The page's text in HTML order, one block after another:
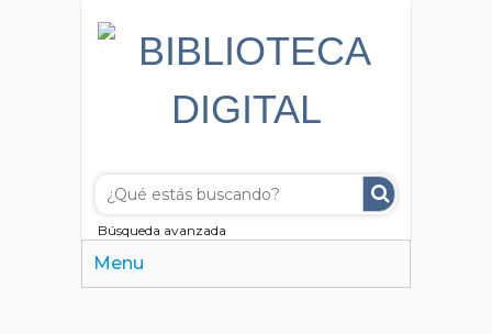
Búsqueda avanzada
Menu